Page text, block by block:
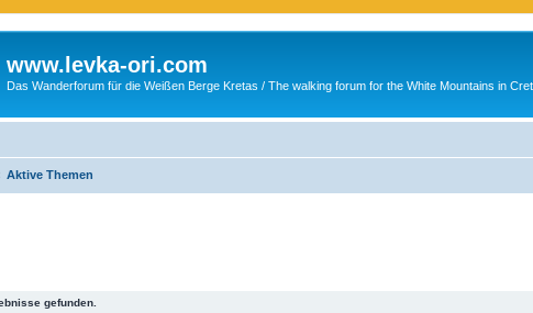
www.levka-ori.com
Das Wanderforum für die Weißen Berge Kretas / The walking forum for the White Mountains in
Aktive Themen
gefunden.